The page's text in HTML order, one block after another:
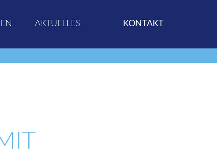
AKTUELLES KONTAKT